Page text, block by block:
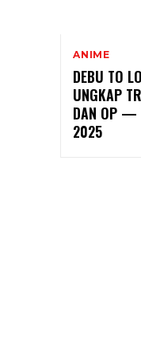
ANIME
DEBU TO
UNGKAP
DAN OP —
2025